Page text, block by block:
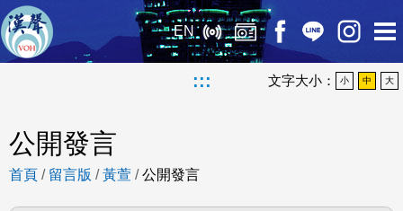
EN
::: 文字大小： 小 中 大
公開發言
首頁 / 留言版 /黃萱 /公開發言